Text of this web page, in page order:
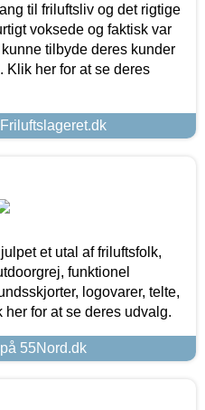
til friluftsliv og det rigtige
voksede og faktisk var
tilbyde deres kunder
Klik her for at se deres
et utal af friluftsfolk,
funktionel
logovarer, telte,
for at se deres udvalg.
55Nord.dk